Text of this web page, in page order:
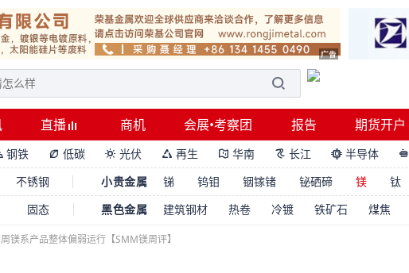
直播 商机 会展•考察团 报告 期货开户
钢铁  低碳  光伏  再生  华南  长江  半导体 
不锈钢 小贵金属 锑 钨钼 铟镓锗 铋硒碲 镁 钛
固态 黑色金属 建筑钢材 热卷 冷镀 铁矿石 煤焦
镁系产品整体偏弱运行【SMM镁周评】